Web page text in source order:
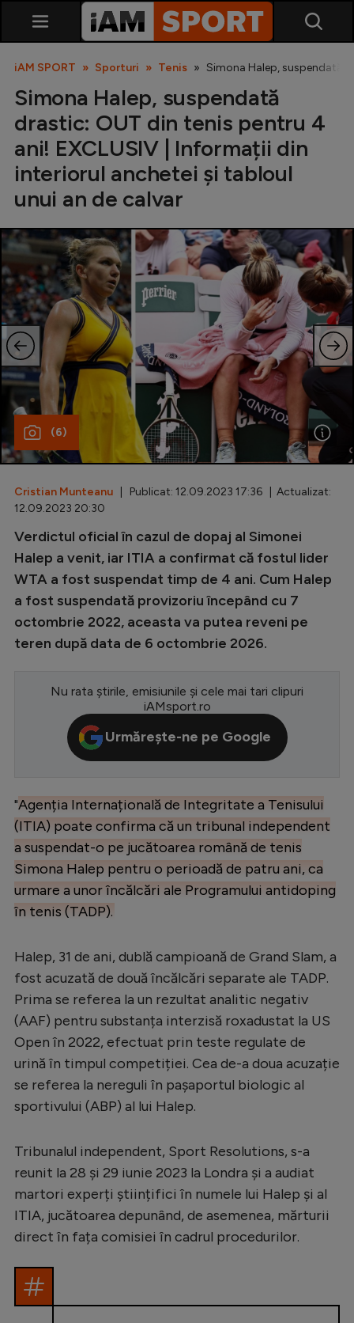
SuperLiga
Liga 2
Cupa României
Echipa Națională
U21
Fotbal feminin
Special
Diverse
Champions League
Europa League
Conference League
CM 2026
LaLiga
Serie A
Bundesliga
Campionate
Starurile fotbalului
EURO 2024
Stranieri
Tenis
Handbal
Natație
Formula 1
Auto
Rugby
Ciclism
iAM SPORT Sporturi Tenis Simona Halep, suspendată
Simona Halep, suspendată
drastic: OUT din tenis pentru 4
ani! EXCLUSIV | Informații din
interiorul anchetei și tabloul
unui an de calvar
(6)
Cristian Munteanu | Publicat: 12.09.2023 17:36 | Actualizat:
12.09.2023 20:30
Verdictul oficial în cazul de dopaj al Simonei
Halep a venit, iar ITIA a confirmat că fostul lider
WTA a fost suspendat timp de 4 ani. Cum Halep
a fost suspendată provizoriu începând cu 7
octombrie 2022, aceasta va putea reveni pe
teren după data de 6 octombrie 2026.
Nu rata știrile, emisiunile și cele mai tari clipuri
iAMsport.ro
Urmărește-ne pe Google
"Agenția Internațională de Integritate a Tenisului
(ITIA) poate confirma că un tribunal independent
a suspendat-o pe jucătoarea română de tenis
Simona Halep pentru o perioadă de patru ani, ca
urmare a unor încălcări ale Programului antidoping
în tenis (TADP).
Halep, 31 de ani, dublă campioană de Grand Slam, a
fost acuzată de două încălcări separate ale TADP.
Prima se referea la un rezultat analitic negativ
(AAF) pentru substanța interzisă roxadustat la US
Open în 2022, efectuat prin teste regulate de
urină în timpul competiției. Cea de-a doua acuzație
se referea la nereguli în pașaportul biologic al
sportivului (ABP) al lui Halep.
Tribunalul independent, Sport Resolutions, s-a
reunit la 28 și 29 iunie 2023 la Londra și a audiat
martori experți științifici în numele lui Halep și al
ITIA, jucătoarea depunând, de asemenea, mărturii
direct în fața comisiei în cadrul procedurilor.